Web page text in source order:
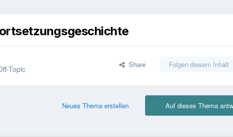
Topic Share Folgen diesem Inhalt
Auf dieses Thema
Neues Thema erstellen